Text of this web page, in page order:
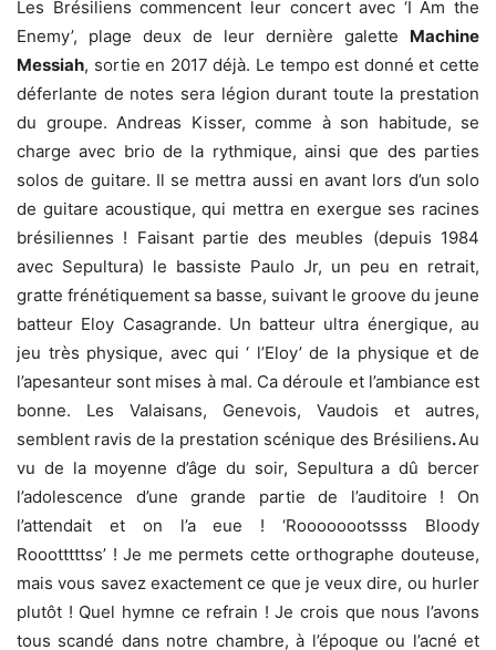
Les Brésiliens commencent leur concert avec ‘I Am the
Enemy’, plage deux de leur dernière galette Machine
Messiah, sortie en 2017 déjà. Le tempo est donné et cette
déferlante de notes sera légion durant toute la prestation
du groupe. Andreas Kisser, comme à son habitude, se
charge avec brio de la rythmique, ainsi que des parties
solos de guitare. Il se mettra aussi en avant lors d’un solo
de guitare acoustique, qui mettra en exergue ses racines
brésiliennes ! Faisant partie des meubles (depuis 1984
avec Sepultura) le bassiste Paulo Jr, un peu en retrait,
gratte frénétiquement sa basse, suivant le groove du jeune
batteur Eloy Casagrande. Un batteur ultra énergique, au
jeu très physique, avec qui ‘ l’Eloy’ de la physique et de
l’apesanteur sont mises à mal. Ca déroule et l’ambiance est
bonne. Les Valaisans, Genevois, Vaudois et autres,
semblent ravis de la prestation scénique des Brésiliens.Au
vu de la moyenne d’âge du soir, Sepultura a dû bercer
l’adolescence d’une grande partie de l’auditoire ! On
l’attendait et on l’a eue ! ‘Roooooootssss Bloody
Roootttttss’ ! Je me permets cette orthographe douteuse,
mais vous savez exactement ce que je veux dire, ou hurler
plutôt ! Quel hymne ce refrain ! Je crois que nous l’avons
tous scandé dans notre chambre, à l’époque ou l’acné et